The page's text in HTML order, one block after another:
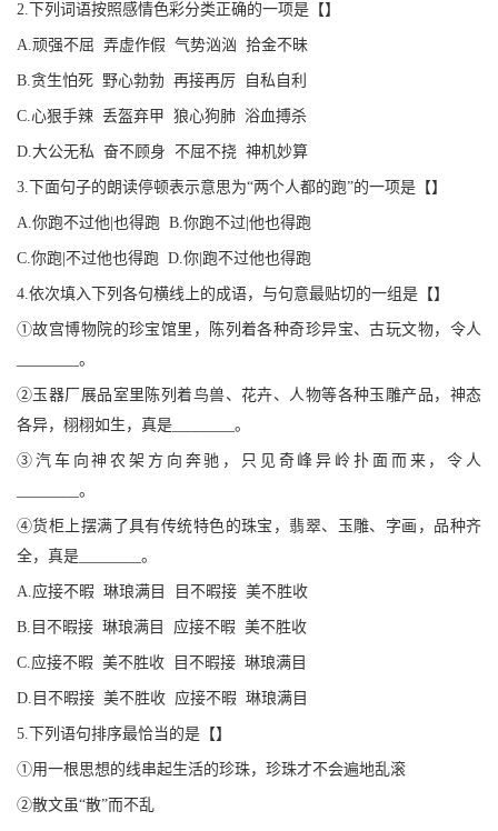
2.下列词语按照感情色彩分类正确的一项是【】
A.顽强不屈 弄虚作假 气势汹汹 拾金不昧
B.贪生怕死 野心勃勃 再接再厉 自私自利
C.心狠手辣 丢盔弃甲 狼心狗肺 浴血搏杀
D.大公无私 奋不顾身 不屈不挠 神机妙算
3.下面句子的朗读停顿表示意思为“两个人都的跑”的一项是【】
A.你跑不过他|也得跑 B.你跑不过|他也得跑
C.你跑|不过他也得跑 D.你|跑不过他也得跑
4.依次填入下列各句横线上的成语，与句意最贴切的一组是【】
①故宫博物院的珍宝馆里，陈列着各种奇珍异宝、古玩文物，令人
________。
②玉器厂展品室里陈列着鸟兽、花卉、人物等各种玉雕产品，神态
各异，栩栩如生，真是________。
③汽车向神农架方向奔驰，只见奇峰异岭扑面而来，令人
________。
④货柜上摆满了具有传统特色的珠宝，翡翠、玉雕、字画，品种齐
全，真是________。
A.应接不暇 琳琅满目 目不暇接 美不胜收
B.目不暇接 琳琅满目 应接不暇 美不胜收
C.应接不暇 美不胜收 目不暇接 琳琅满目
D.目不暇接 美不胜收 应接不暇 琳琅满目
5.下列语句排序最恰当的是【】
①用一根思想的线串起生活的珍珠，珍珠才不会遍地乱滚
②散文虽“散”而不乱